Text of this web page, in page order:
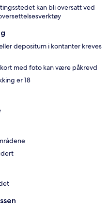
kan bli oversatt ved
depositum i kontanter kreves
med foto kan være påkrevd
er 18